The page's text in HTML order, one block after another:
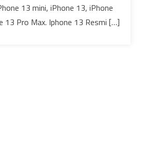
13 mini, iPhone 13, iPhone
13 Pro Max. Iphone 13 Resmi […]